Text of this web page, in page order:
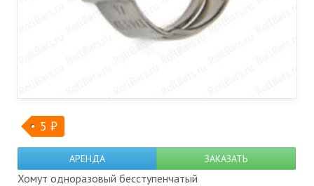
5 ₽
АРЕНДА ЗАКАЗАТЬ
Хомут одноразовый бесступенчатый